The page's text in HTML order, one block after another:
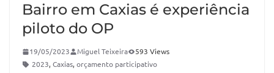
Bairro em Caxias é experiência
piloto do OP
19/05/2023 Miguel Teixeira
593 Views
2023, Caxias, orçamento participativo